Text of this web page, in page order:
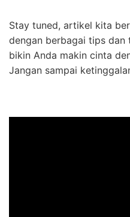
Stay tuned, artikel kita
dengan berbagai tips
bikin Anda makin cinta
Jangan sampai